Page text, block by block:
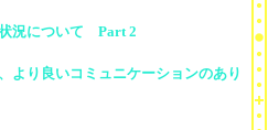
況について Part 2
より良いコミュニケーションのあり